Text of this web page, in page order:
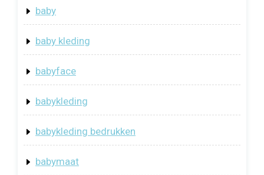
baby
baby kleding
babyface
babykleding
babykleding bedrukken
babymaat